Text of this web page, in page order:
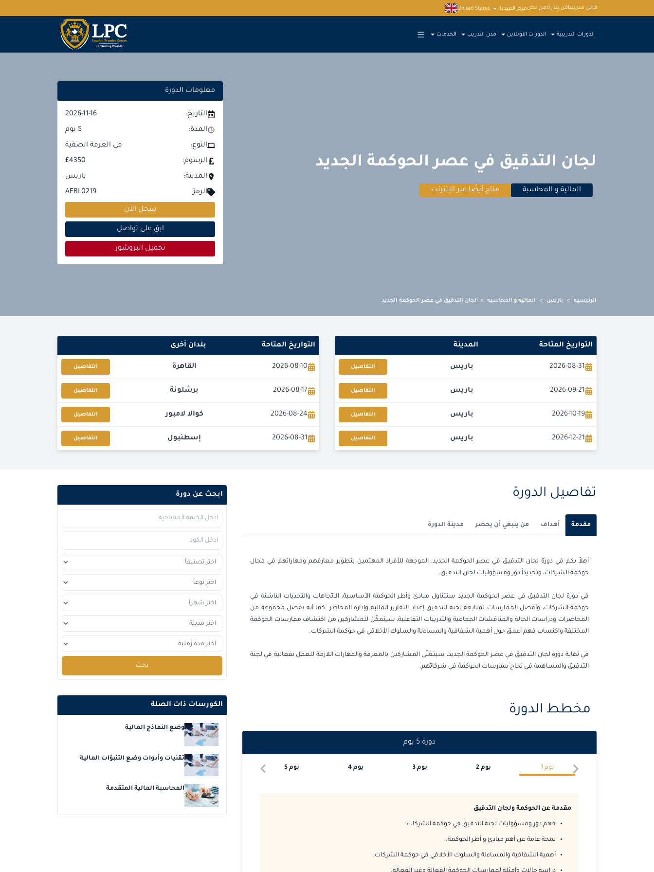
قابل مدربيناكن مدربًامن نحنمركز الميديا United States
الخدمات مدن التدريب الدورات الاونلاين الدورات التدريبية
لجان التدقيق في عصر الحوكمة الجديد
المالية و المحاسبة متاح أيضًا عبر الإنترنت
معلومات الدورة
التاريخ:
2026-11-16
المدة:
5 يوم
النوع:
في الغرفة الصفية
الرسوم:
£4350
المدينة:
باريس
الرمز:
AFBL0219
سجل الآن
ابق على تواصل
تحميل البروشور
الرئيسية > باريس > المالية و المحاسبة > لجان التدقيق في عصر الحوكمة الجديد
التواريخ المتاحة المدينة
2026-08-31 باريس التفاصيل
2026-09-21 باريس التفاصيل
2026-10-19 باريس التفاصيل
2026-12-21 باريس التفاصيل
التواريخ المتاحة بلدان أخرى
2026-08-10 القاهرة التفاصيل
2026-08-17 برشلونة التفاصيل
2026-08-24 كوالا لامبور التفاصيل
2026-08-31 إسطنبول التفاصيل
كوالا لامبور التفاصيل
إسطنبول التفاصيل
برشلونة التفاصيل
2026-09-21 امستردام
القاهرة
2026-09-28 لندن
2026-10-05 كوالا لامبور التفاصيل
برشلونة التفاصيل
إسطنبول
امستردام
القاهرة
2026-10-26
كوالا لامبور
تفاصيل الدورة
مقدمة أهداف من ينبغي أن يحضر مدينة الدورة
أهلاً بكم في دورة لجان التدقيق في عصر الحوكمة الجديد، الموجهة للأفراد المهتمين بتطوير معارفهم ومهاراتهم في مجال
حوكمة الشركات، وتحديداً دور ومسؤوليات لجان التدقيق.
في دورة لجان التدقيق في عصر الحوكمة الجديد سنتناول مبادئ وأطر الحوكمة الأساسية، الاتجاهات والتحديات الناشئة في
حوكمة الشركات، وأفضل الممارسات لمتابعة لجنة التدقيق إعداد التقارير المالية وإدارة المخاطر. كما أنه بفضل مجموعة من
المحاضرات ودراسات الحالة والمناقشات الجماعية والتدريبات التفاعلية، سيتمكّن للمشاركين من اكتشاف ممارسات الحوكمة
المختلفة واكتساب فهم أعمق حول أهمية الشفافية والمساءلة والسلوك الأخلاقي في حوكمة الشركات.
في نهاية دورة لجان التدقيق في عصر الحوكمة الجديد، سيتغنّى المشاركين بالمعرفة والمهارات اللازمة للعمل بفعالية في لجنة
التدقيق والمساهمة في نجاح ممارسات الحوكمة في شركاتهم.
مخطط الدورة
دورة 5 يوم
يوم 1 يوم 2 يوم3 يوم4 يوم 5
مقدمة عن الحوكمة ولجان التدقيق
فهم دور ومسؤوليات لجنة التدقيق في حوكمة الشركات.
لمحة عامة عن أهم مبادئ و أطر الحوكمة.
أهمية الشفافية والمساءلة والسلوك الأخلاقي في حوكمة الشركات.
ابحث عن دورة
بحث
الكورسات ذات الصلة
وضع النماذج المالية
تقنيات وأدوات وضع التنبؤات المالية
المحاسبة المالية المتقدمة